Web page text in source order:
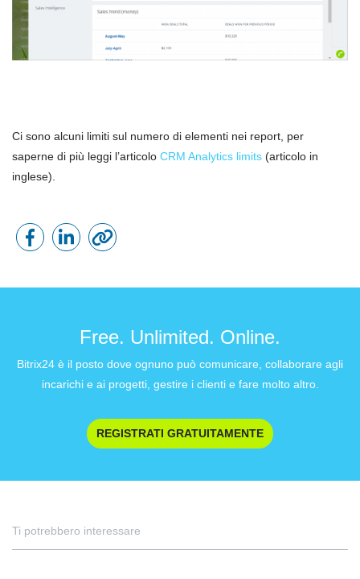
Ci sono alcuni limiti sul numero di elementi nei report, per
saperne di più leggi l’articolo CRM Analytics limits (articolo in
inglese).
Free. Unlimited. Online.
Bitrix24 è il posto dove ognuno può comunicare, collaborare agli
incarichi e ai progetti, gestire i clienti e fare molto altro.
REGISTRATI GRATUITAMENTE
Ti potrebbero interessare